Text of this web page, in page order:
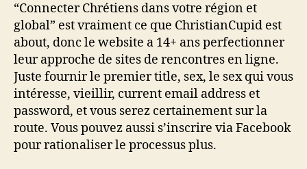
“Connecter Chrétiens dans votre région et
global” est vraiment ce que ChristianCupid est
about, donc le website a 14+ ans perfectionner
leur approche de sites de rencontres en ligne.
Juste fournir le premier title, sex, le sex qui vous
intéresse, vieillir, current email address et
password, et vous serez certainement sur la
route. Vous pouvez aussi s’inscrire via Facebook
pour rationaliser le processus plus.